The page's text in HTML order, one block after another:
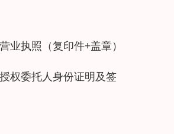
执照（复印件+盖章）
权委托人身份证明及签